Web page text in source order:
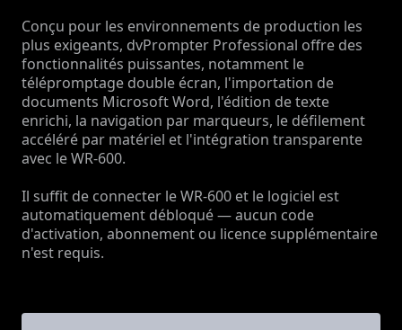
Conçu pour les environnements de production les
plus exigeants, dvPrompter Professional offre des
fonctionnalités puissantes, notamment le
télépromptage double écran, l'importation de
documents Microsoft Word, l'édition de texte
enrichi, la navigation par marqueurs, le défilement
accéléré par matériel et l'intégration transparente
avec le WR-600.
Il suffit de connecter le WR-600 et le logiciel est
automatiquement débloqué — aucun code
d'activation, abonnement ou licence supplémentaire
n'est requis.